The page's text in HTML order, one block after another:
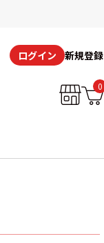
ログイン 新規登録
0